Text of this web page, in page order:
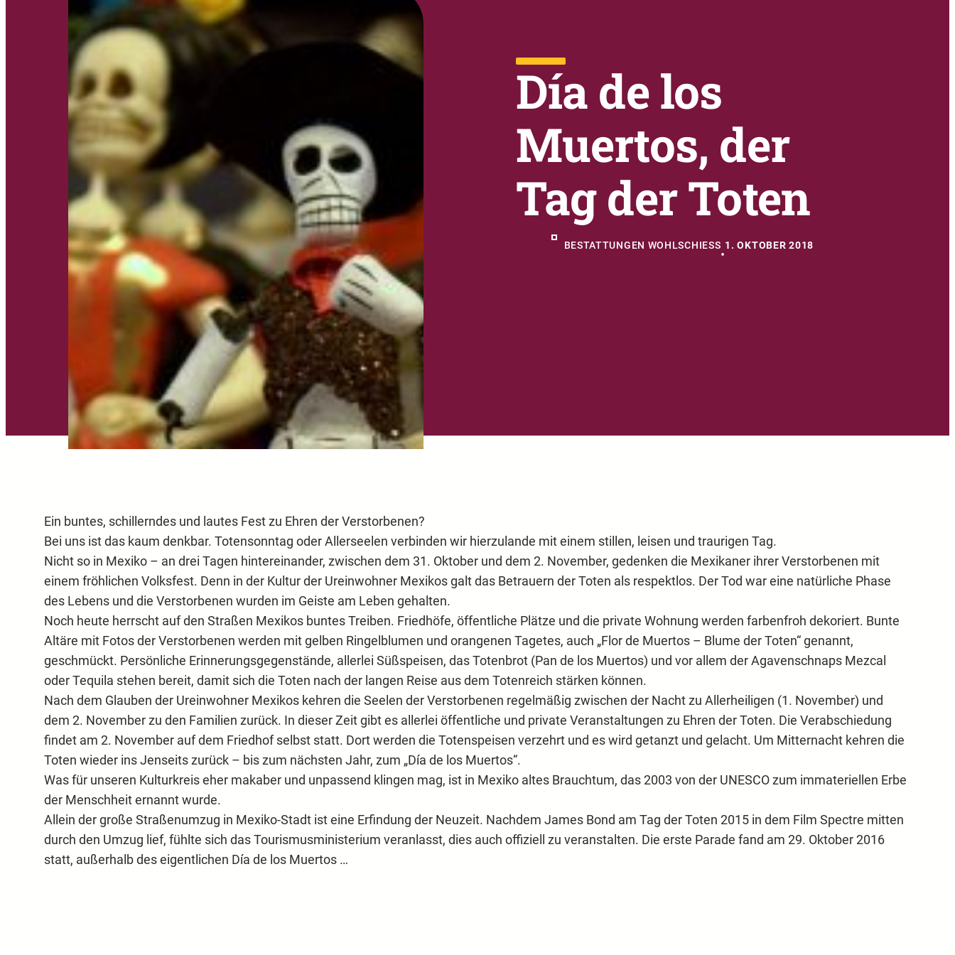
Día de los
Muertos, der
Tag der Toten
BESTATTUNGEN WOHLSCHIESS
•
1. OKTOBER 2018
Ein buntes, schillerndes und lautes Fest zu Ehren der Verstorbenen?
Bei uns ist das kaum denkbar. Totensonntag oder Allerseelen verbinden wir hierzulande mit einem stillen, leisen und traurigen Tag.
Nicht so in Mexiko – an drei Tagen hintereinander, zwischen dem 31. Oktober und dem 2. November, gedenken die Mexikaner ihrer Verstorbenen mit
einem fröhlichen Volksfest. Denn in der Kultur der Ureinwohner Mexikos galt das Betrauern der Toten als respektlos. Der Tod war eine natürliche Phase
des Lebens und die Verstorbenen wurden im Geiste am Leben gehalten.
Noch heute herrscht auf den Straßen Mexikos buntes Treiben. Friedhöfe, öffentliche Plätze und die private Wohnung werden farbenfroh dekoriert. Bunte
Altäre mit Fotos der Verstorbenen werden mit gelben Ringelblumen und orangenen Tagetes, auch „Flor de Muertos – Blume der Toten“ genannt,
geschmückt. Persönliche Erinnerungsgegenstände, allerlei Süßspeisen, das Totenbrot (Pan de los Muertos) und vor allem der Agavenschnaps Mezcal
oder Tequila stehen bereit, damit sich die Toten nach der langen Reise aus dem Totenreich stärken können.
Nach dem Glauben der Ureinwohner Mexikos kehren die Seelen der Verstorbenen regelmäßig zwischen der Nacht zu Allerheiligen (1. November) und
dem 2. November zu den Familien zurück. In dieser Zeit gibt es allerlei öffentliche und private Veranstaltungen zu Ehren der Toten. Die Verabschiedung
findet am 2. November auf dem Friedhof selbst statt. Dort werden die Totenspeisen verzehrt und es wird getanzt und gelacht. Um Mitternacht kehren die
Toten wieder ins Jenseits zurück – bis zum nächsten Jahr, zum „Día de los Muertos“.
Was für unseren Kulturkreis eher makaber und unpassend klingen mag, ist in Mexiko altes Brauchtum, das 2003 von der UNESCO zum immateriellen Erbe
der Menschheit ernannt wurde.
Allein der große Straßenumzug in Mexiko-Stadt ist eine Erfindung der Neuzeit. Nachdem James Bond am Tag der Toten 2015 in dem Film Spectre mitten
durch den Umzug lief, fühlte sich das Tourismusministerium veranlasst, dies auch offiziell zu veranstalten. Die erste Parade fand am 29. Oktober 2016
statt, außerhalb des eigentlichen Día de los Muertos …